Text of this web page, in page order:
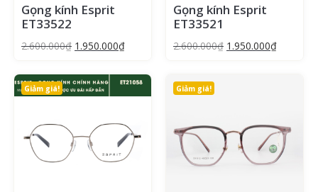
Gọng kính Esprit
ET33522
2.600.000₫ 1.950.000₫
Gọng kính Esprit
ET33521
2.600.000₫ 1.950.000₫
Giảm giá! Giảm giá!